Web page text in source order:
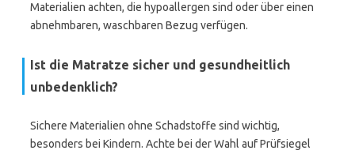
Materialien achten, die hypoallergen sind oder über einen
abnehmbaren, waschbaren Bezug verfügen.
Ist die Matratze sicher und gesundheitlich
unbedenklich?
Sichere Materialien ohne Schadstoffe sind wichtig,
besonders bei Kindern. Achte bei der Wahl auf Prüfsiegel